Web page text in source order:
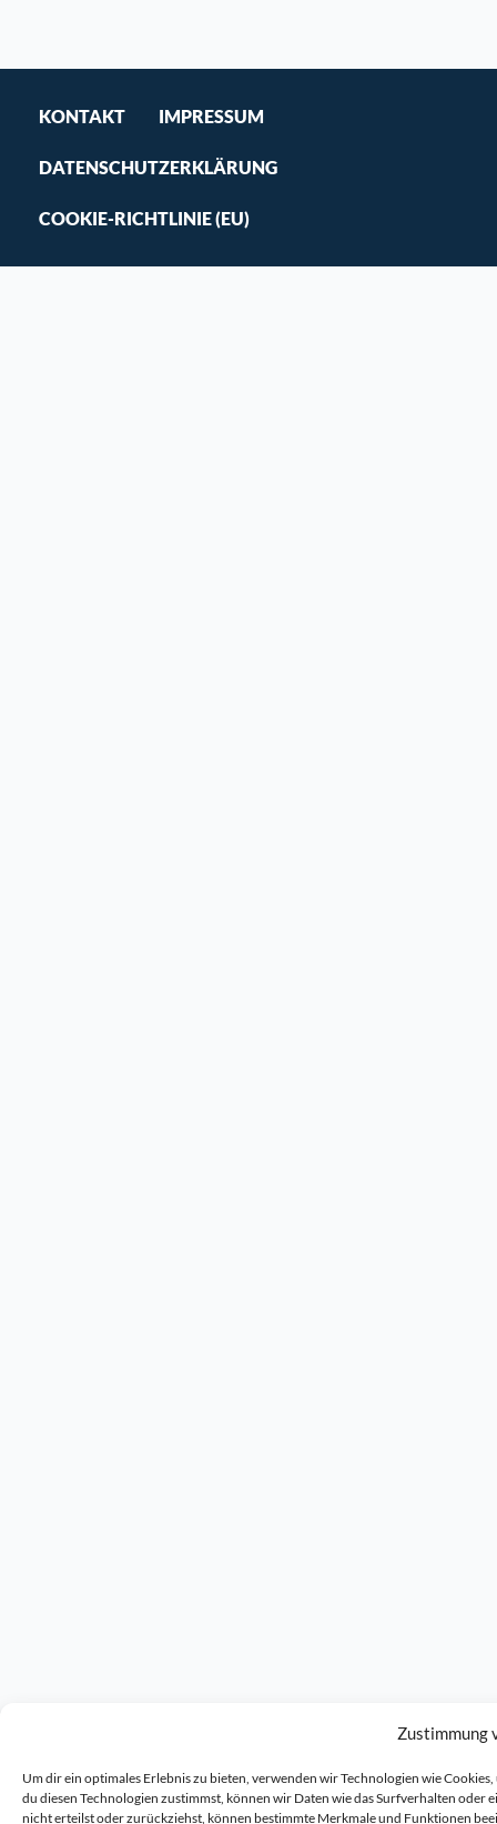
Zustimmung
Um dir ein optimales Erlebnis zu bieten, verwenden wir Technologien wie
du diesen Technologien zustimmst, können wir Daten wie das Surfverhalten
nicht erteilst oder zurückziehst, können bestimmte Merkmale und Funktionen
KONTAKT IMPRESSUM
DATENSCHUTZERKLÄRUNG
COOKIE-RICHTLINIE (EU)